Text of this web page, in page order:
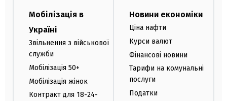
Мобілізація в
Україні
Звільнення з військової
служби
Мобілізація 50+
Мобілізація жінок
Контракт для 18-24-
Новини економіки
Ціна нафти
Курси валют
Фінансові новини
Тарифи на комунальні
послуги
Податки